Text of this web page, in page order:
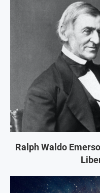
Ralph Waldo